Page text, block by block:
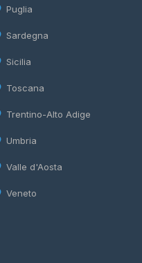
Puglia
Sardegna
Sicilia
Toscana
Trentino-Alto Adige
Umbria
Valle d'Aosta
Veneto